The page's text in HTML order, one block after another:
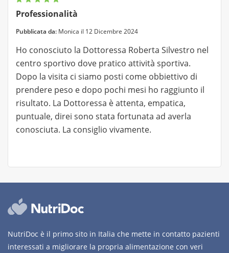
Professionalità
Pubblicata da: Monica il 12 Dicembre 2024
Ho conosciuto la Dottoressa Roberta Silvestro nel
centro sportivo dove pratico attività sportiva.
Dopo la visita ci siamo posti come obbiettivo di
prendere peso e dopo pochi mesi ho raggiunto il
risultato. La Dottoressa è attenta, empatica,
puntuale, direi sono stata fortunata ad averla
conosciuta. La consiglio vivamente.
NutriDoc è il primo sito in Italia che mette in contatto pazienti
interessati a migliorare la propria alimentazione con veri